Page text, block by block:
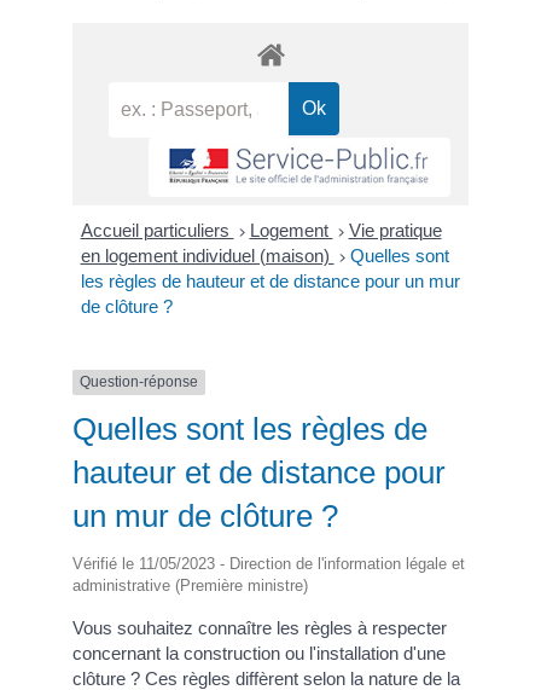
Accueil particuliers > Logement > Vie pratique
en logement individuel (maison) > Quelles sont
les règles de hauteur et de distance pour un mur
de clôture ?
Question-réponse
Quelles sont les règles de
hauteur et de distance pour
un mur de clôture ?
Vérifié le 11/05/2023 - Direction de l'information légale et
administrative (Première ministre)
Vous souhaitez connaître les règles à respecter
concernant la construction ou l'installation d'une
clôture ? Ces règles diffèrent selon la nature de la